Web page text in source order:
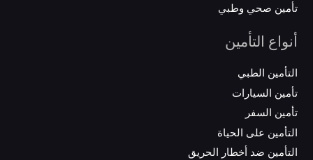
تأمين صحي وطبي
أنواع التأمين
التأمين الطبي
تأمين السيارات
تأمين السفر
التأمين على الحياة
التأمين ضد أخطار الحريق